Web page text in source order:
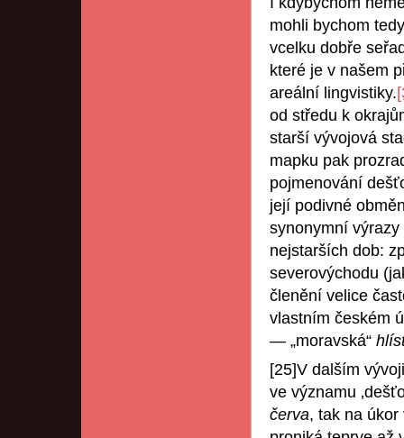
mohli bychom
vcelku dobře
které je v našem
areální lingvistiky.
od středu k
starší vývojová
mapku pak
pojmenování
její podivné
synonymní
nejstarších dob:
severovýchodu
členění velice
vlastním českém
— „moravská“
[25]V dalším
ve významu
červa, tak na